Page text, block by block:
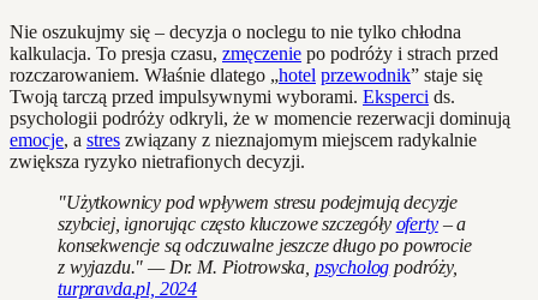
Nie oszukujmy się – decyzja o noclegu to nie tylko chłodna
kalkulacja. To presja czasu, zmęczenie po podróży i strach przed
rozczarowaniem. Właśnie dlatego „hotel przewodnik” staje się
Twoją tarczą przed impulsywnymi wyborami. Eksperci ds.
psychologii podróży odkryli, że w momencie rezerwacji dominują
emocje, a stres związany z nieznajomym miejscem radykalnie
zwiększa ryzyko nietrafionych decyzji.
"Użytkownicy pod wpływem stresu podejmują decyzje
szybciej, ignorując często kluczowe szczegóły oferty– a
konsekwencje są odczuwalne jeszcze długo po powrocie
z wyjazdu." — Dr. M. Piotrowska, psycholog podróży,
turpravda.pl, 2024